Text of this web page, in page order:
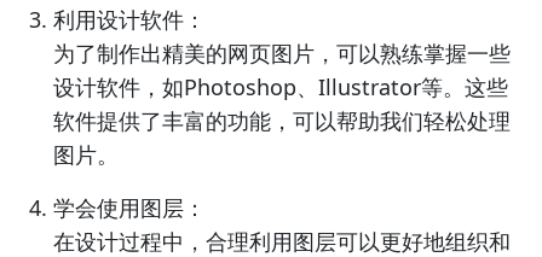
利用设计软件：
为了制作出精美的网页图片，可以熟练掌握一些
设计软件，如Photoshop、Illustrator等。这些
软件提供了丰富的功能，可以帮助我们轻松处理
图片。
学会使用图层：
在设计过程中，合理利用图层可以更好地组织和